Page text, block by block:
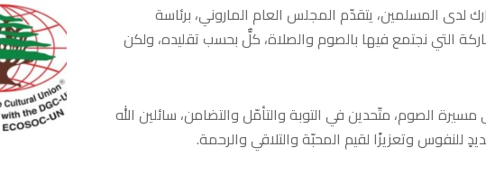
لدى المسلمين، يتقدّم المجلس العام الماروني، برئاسة
التي نجتمع فيها بالصوم والصلاة، كلٌّ بحسب تقليده، ولكن
الصوم، متّحدين في التوبة والتأمّل والتضامن، سائلين الله
للنفوس وتعزيزًا لقيم المحبّة والتلاقي والرحمة.